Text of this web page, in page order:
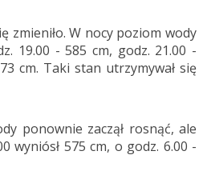
zmieniło. W nocy poziom wody
19.00 - 585 cm, godz. 21.00 -
cm. Taki stan utrzymywał się
ponownie zaczął rosnąć, ale
wyniósł 575 cm, o godz. 6.00 -